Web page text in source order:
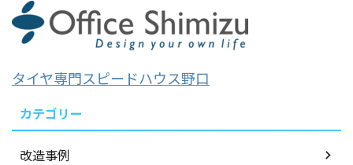
タイヤ専門スピードハウス野口
カテゴリー
改造事例